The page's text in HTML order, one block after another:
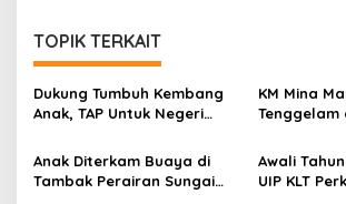
TOPIK TERKAIT
Dukung Tumbuh Kembang
Anak, TAP Untuk Negeri
Bernutrisi di Berau
KM Mina
Tenggelam
Gabungan
Korban
Anak Diterkam Buaya di
Tambak Perairan Sungai
Awali
UIP KLT